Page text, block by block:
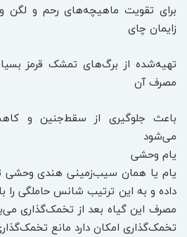
برای تقویت ماهیچه‌های رحم و
زایمان چای
تهیه‌شده از برگ‌های تمشک قرمز
مصرف آن
باعث جلوگیری از سقط‌جنین و
می‌شود
یام وحشی
یام یا همان سیب‌زمینی هندی وحشی
داده و به این ترتیب شانس حاملگی را
مصرف این گیاه بعد از تخمک‌گذاری
تخمک‌گذاری امکان دارد مانع